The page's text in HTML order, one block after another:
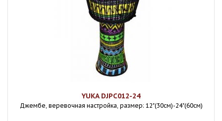
YUKA DJPC012-24
Джембе, веревочная настройка, размер: 12"(30см)-24"(60см)